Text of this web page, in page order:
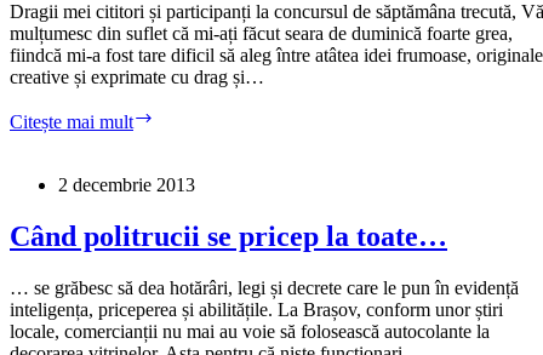
Dragii mei cititori și participanți la concursul de săptămâna trecută, Vă
mulțumesc din suflet că mi-ați făcut seara de duminică foarte grea,
fiindcă mi-a fost tare dificil să aleg între atâtea idei frumoase,
creative și exprimate cu drag și…
Citește mai mult
la
despre
BCR
2 decembrie 2013
Când politrucii se pricep la toate…
… se grăbesc să dea hotărâri, legi și decrete care le pun în evidență
inteligența, priceperea și abilitățile. La Brașov, conform unor știri
locale, comercianții nu mai au voie să folosească autocolante la